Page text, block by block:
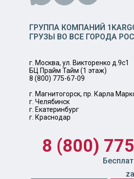
ГРУППА КОМПАНИЙ
ГРУЗЫ ВО ВСЕ ГОРОДА
г. Москва, ул. Викторенко д.9с1
БЦ Прайм Тайм (1 этаж)
8 (800) 775-67-09
г. Магнитогорск, пр. Карла
г. Челябинск
г. Екатеринбург
г. Краснодар
8 (800)